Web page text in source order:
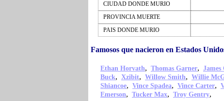
CIUDAD DONDE MURIO
PROVINCIA MUERTE
PAIS DONDE MURIO
Famosos que nacieron en Estados
Ethan Horvath, Thomas Garner,
Buck, Xzibit, Willow Smith, Willie
Shiancoe, Vince Spadea, Vince Carter,
Emerson, Tucker Max, Troy Gentry,